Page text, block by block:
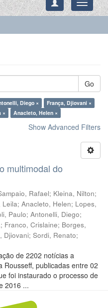
Toggle
Go
Diego ×
França, Djiovani ×
× Anacleto, Helen ×
Show Advanced Filters
multimodal do
Rafael; Kleina, Nilton;
Leila; Anacleto, Helen; Lopes,
Paulo; Antonelli, Diego;
; Franco, Crislaine; Borges,
Djiovani; Sordi, Renato;
de 2202 notícias a
Rousseff, publicadas entre 02
foi instaurado o processo de
2016 ...